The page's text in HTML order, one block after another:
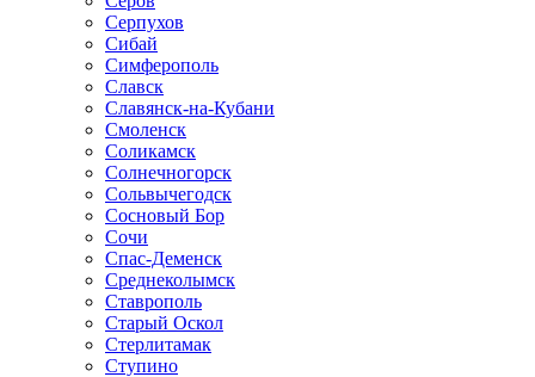
Серпухов
Сибай
Симферополь
Славск
Славянск-на-Кубани
Смоленск
Соликамск
Солнечногорск
Сольвычегодск
Сосновый Бор
Сочи
Спас-Деменск
Среднеколымск
Ставрополь
Старый Оскол
Стерлитамак
Ступино